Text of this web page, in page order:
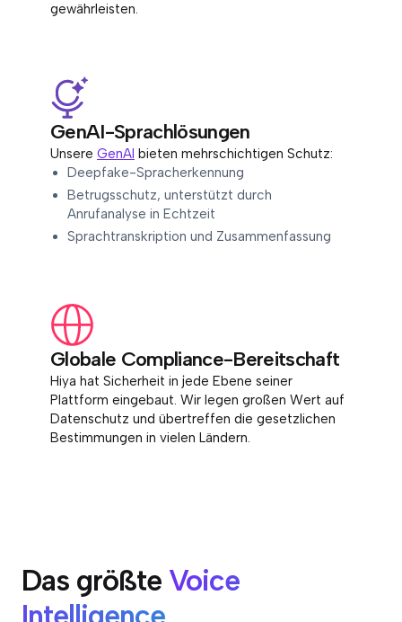
gewährleisten.
GenAI-Sprachlösungen
Unsere GenAI bieten mehrschichtigen Schutz:
Deepfake-Spracherkennung
Betrugsschutz, unterstützt durch
Anrufanalyse in Echtzeit
Sprachtranskription und Zusammenfassung
Globale Compliance-Bereitschaft
Hiya hat Sicherheit in jede Ebene seiner
Plattform eingebaut. Wir legen großen Wert auf
Datenschutz und übertreffen die gesetzlichen
Bestimmungen in vielen Ländern.
Das größte Voice